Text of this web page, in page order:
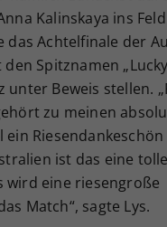
Kalinskaya ins
Achtelfinale der
Spitznamen
Beweis stellen.
zu meinen
ist das eine
wird eine riesengroße
Match“, sagte Lys.